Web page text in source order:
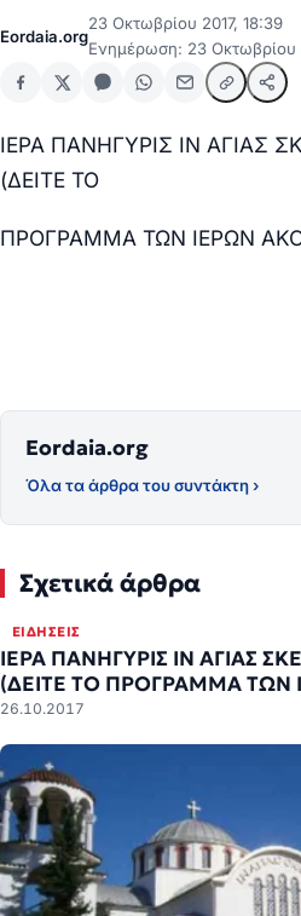
Eordaia.org
23 Οκτωβρίου 2017, 18:39
Ενημέρωση: 23 Οκτωβρίου
ΙΕΡΑ ΠΑΝΗΓΥΡΙΣ ΙΝ ΑΓΙΑΣ
(ΔΕΙΤΕ ΤΟ
ΠΡΟΓΡΑΜΜΑ ΤΩΝ ΙΕΡΩΝ
Eordaia.org
Όλα τα άρθρα του συντάκτη ›
Σχετικά άρθρα
ΕΙΔΉΣΕΙΣ
ΙΕΡΑ ΠΑΝΗΓΥΡΙΣ ΙΝ ΑΓΙΑΣ
(ΔΕΙΤΕ ΤΟ ΠΡΟΓΡΑΜΜΑ ΤΩΝ
26.10.2017